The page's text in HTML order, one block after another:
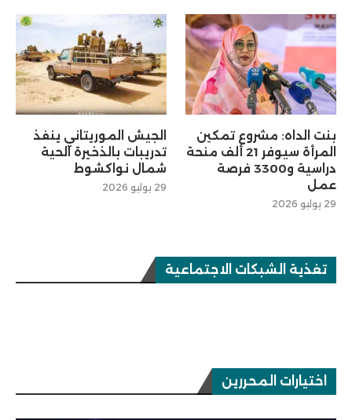
بنت الداه: مشروع تمكين
المرأة سيوفر 21 ألف منحة
دراسية و3300 فرصة
عمل
29 يوليو 2026
الجيش الموريتاني ينفذ
تدريبات بالذخيرة الحية
شمال نواكشوط
29 يوليو 2026
تغذية الشبكات الاجتماعية
اختيارات المحررين